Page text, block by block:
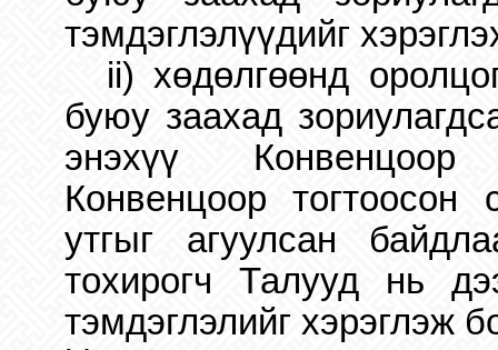
тэмдэглэлүүдийг
ii) хөдөлгөөнд
буюу заахад
энэхүү Конвенцоор
Конвенцоор
утгыг агуулсан
тохирогч Талууд нь
тэмдэглэлийг хэрэглэж